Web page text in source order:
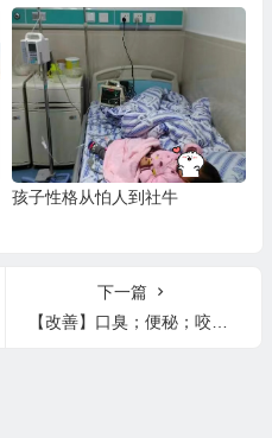
孩子性格从怕人到社牛
下一篇
【改善】口臭；便秘；咬嘴唇习惯；眼睛黑点变少；遗尿好了